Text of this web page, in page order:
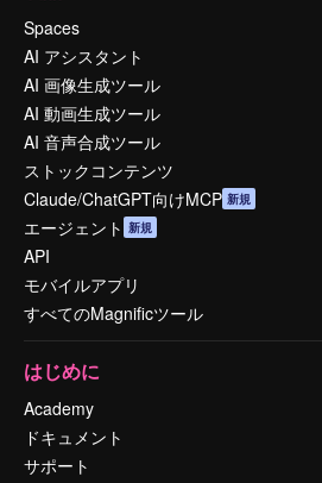
Spaces
AI アシスタント
AI 画像生成ツール
AI 動画生成ツール
AI 音声合成ツール
ストックコンテンツ
Claude/ChatGPT向けMCP 新規
エージェント 新規
API
モバイルアプリ
すべてのMagnificツール
はじめに
Academy
ドキュメント
サポート